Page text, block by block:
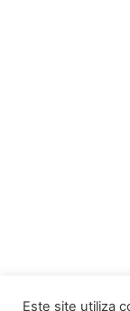
Este site utiliza